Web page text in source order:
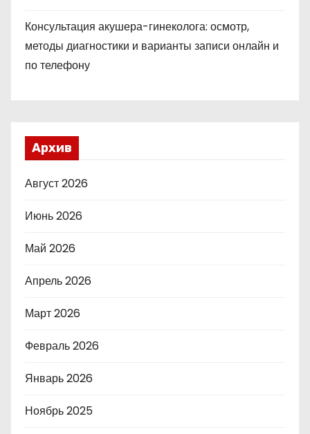
Консультация акушера-гинеколога: осмотр,
методы диагностики и варианты записи онлайн и
по телефону
Архив
Август 2026
Июнь 2026
Май 2026
Апрель 2026
Март 2026
Февраль 2026
Январь 2026
Ноябрь 2025